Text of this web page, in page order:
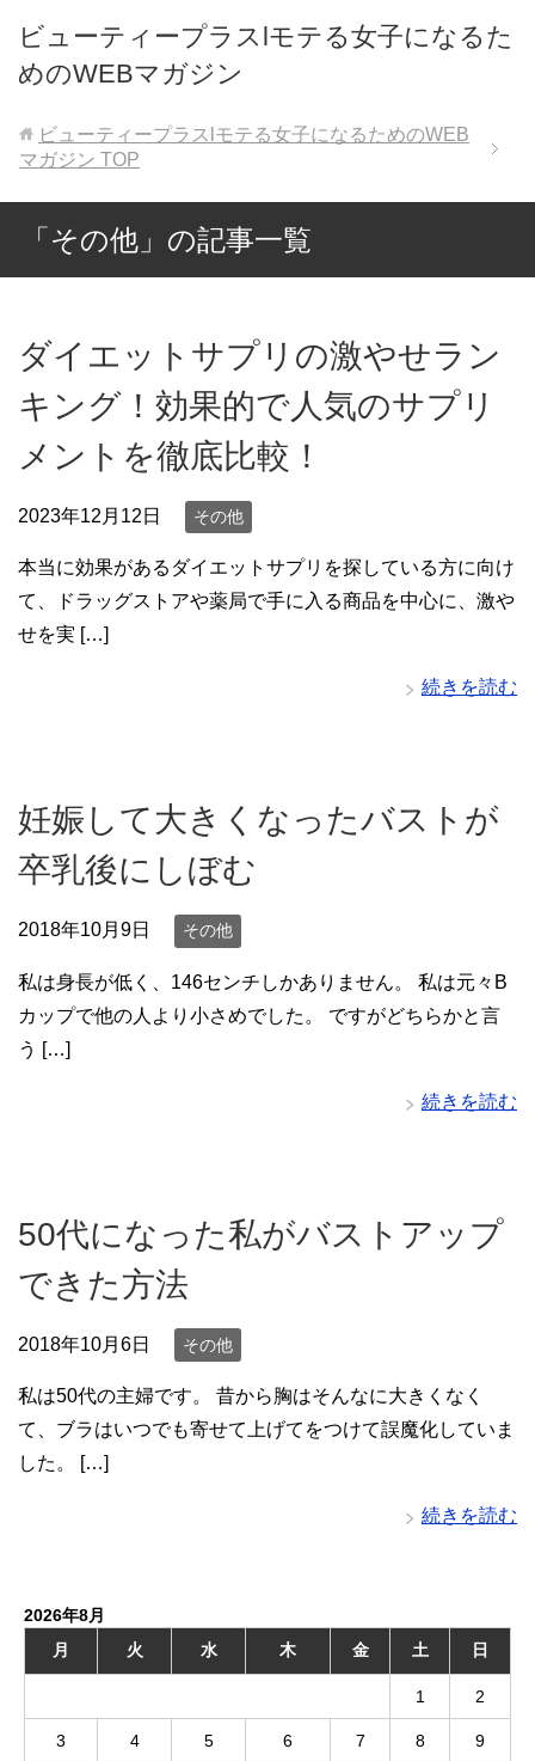
ビューティープラスlモテる女子になるた
めのWEBマガジン
ビューティープラスlモテる女子になるためのWEB
マガジン TOP
「その他」の記事一覧
ダイエットサプリの激やせラン
キング！効果的で人気のサプリ
メントを徹底比較！
2023年12月12日 その他
本当に効果があるダイエットサプリを探している方に向け
て、ドラッグストアや薬局で手に入る商品を中心に、激や
せを実 […]
続きを読む
妊娠して大きくなったバストが
卒乳後にしぼむ
2018年10月9日 その他
私は身長が低く、146センチしかありません。 私は元々B
カップで他の人より小さめでした。 ですがどちらかと言
う […]
続きを読む
50代になった私がバストアップ
できた方法
2018年10月6日 その他
私は50代の主婦です。 昔から胸はそんなに大きくなく
て、ブラはいつでも寄せて上げてをつけて誤魔化していま
した。 […]
続きを読む
2026年8月
月
火 水 木 金 土 日
1 2
3 4 5 6 7 8 9